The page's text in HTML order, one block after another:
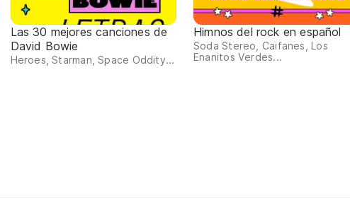
Las 30 mejores canciones de
David Bowie
Heroes, Starman, Space Oddity...
Himnos del rock en español
Soda Stereo, Caifanes, Los
Enanitos Verdes...